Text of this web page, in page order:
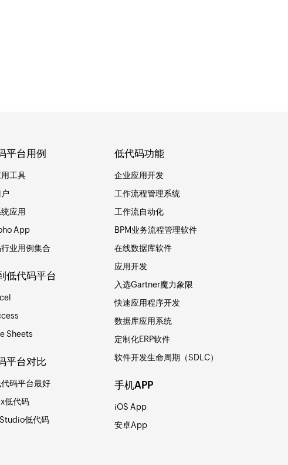
平台用例
工具
应用
App
业用例集合
低代码平台
Sheets
平台对比
码平台最好
低代码
低代码
低代码功能
企业应用开发
工作流程管理系统
工作流自动化
BPM业务流程管理软件
在线数据库软件
应用开发
入选Gartner魔力象限
快速应用程序开发
数据库应用系统
定制化ERP软件
软件开发生命周期（SDLC）
手机APP
iOS App
安卓App